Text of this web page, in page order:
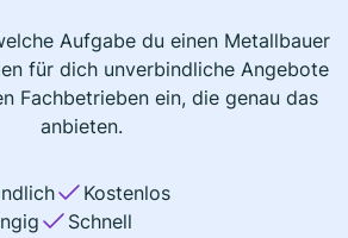
Aufgabe du einen Metallbauer
für dich unverbindliche Angebote
Fachbetrieben ein, die genau das
anbieten.
Kostenlos
Schnell